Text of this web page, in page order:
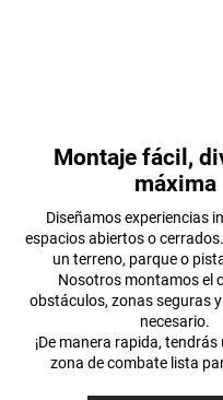
Montaje fácil,
máxima
Diseñamos experiencias
espacios abiertos o
un terreno, parque o
Nosotros montamos el
obstáculos, zonas seguras
necesario.
¡De manera rapida,
zona de combate lista